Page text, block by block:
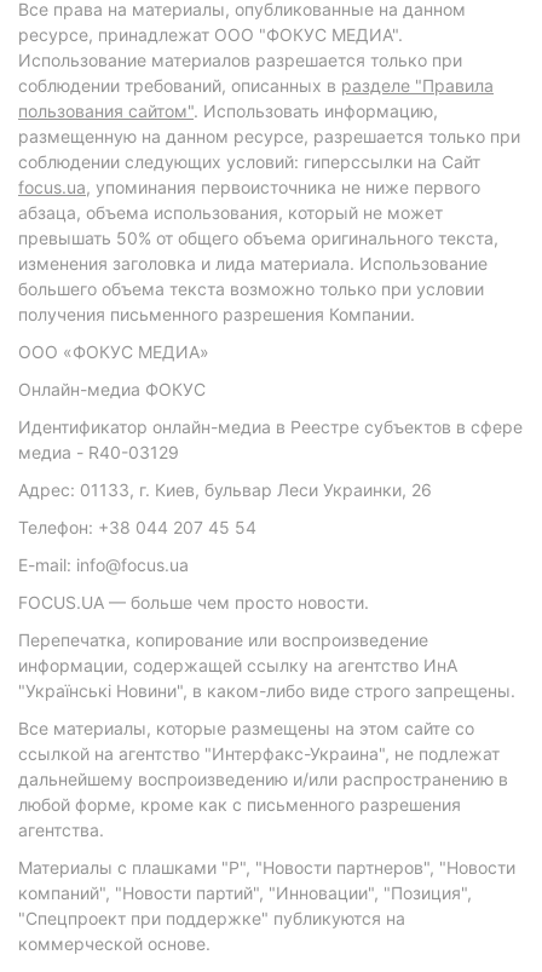
Все права на материалы, опубликованные на данном
ресурсе, принадлежат ООО "ФОКУС МЕДИА".
Использование материалов разрешается только при
соблюдении требований, описанных в разделе "Правила
пользования сайтом". Использовать информацию,
размещенную на данном ресурсе, разрешается только при
соблюдении следующих условий: гиперссылки на Сайт
focus.ua, упоминания первоисточника не ниже первого
абзаца, объема использования, который не может
превышать 50% от общего объема оригинального текста,
изменения заголовка и лида материала. Использование
большего объема текста возможно только при условии
получения письменного разрешения Компании.
ООО «ФОКУС МЕДИА»
Онлайн-медиа ФОКУС
Идентификатор онлайн-медиа в Реестре субъектов в сфере
медиа - R40-03129
Адрес: 01133, г. Киев, бульвар Леси Украинки, 26
Телефон: +38 044 207 45 54
E-mail: info@focus.ua
FOCUS.UA — больше чем просто новости.
Перепечатка, копирование или воспроизведение
информации, содержащей ссылку на агентство ИнА
"Українські Новини", в каком-либо виде строго запрещены.
Все материалы, которые размещены на этом сайте со
ссылкой на агентство "Интерфакс-Украина", не подлежат
дальнейшему воспроизведению и/или распространению в
любой форме, кроме как с письменного разрешения
агентства.
Материалы с плашками "Р", "Новости партнеров", "Новости
компаний", "Новости партий", "Инновации", "Позиция",
"Спецпроект при поддержке" публикуются на
коммерческой основе.